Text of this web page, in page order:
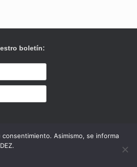
boletín:
Asimismo, se informa